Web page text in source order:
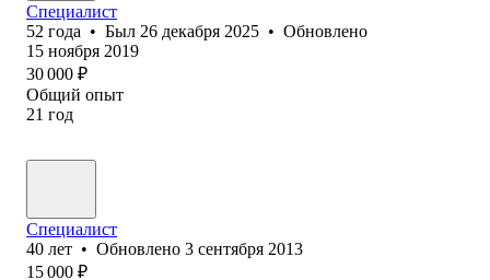
Специалист
52 года • Был 26 декабря 2025 • Обновлено
15 ноября 2019
30 000 ₽
Общий опыт
21 год
Специалист
40 лет • Обновлено 3 сентября 2013
15 000 ₽